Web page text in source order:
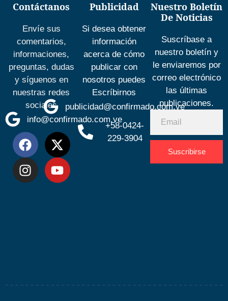
Contáctanos
Envíe sus
comentarios,
informaciones,
preguntas, dudas
y síguenos en
nuestras redes
sociales
info@confirmado.com.ve
Publicidad
Si desea obtener
información
acerca de cómo
publicar con
nosotros puedes
Escríbirnos
publicidad@confirmado.com.ve
+58-0424-
229-3904
Nuestro Boletín
De Noticias
Suscríbase a
nuestro boletín y
le enviaremos por
correo electrónico
las últimas
publicaciones.
Suscribirse